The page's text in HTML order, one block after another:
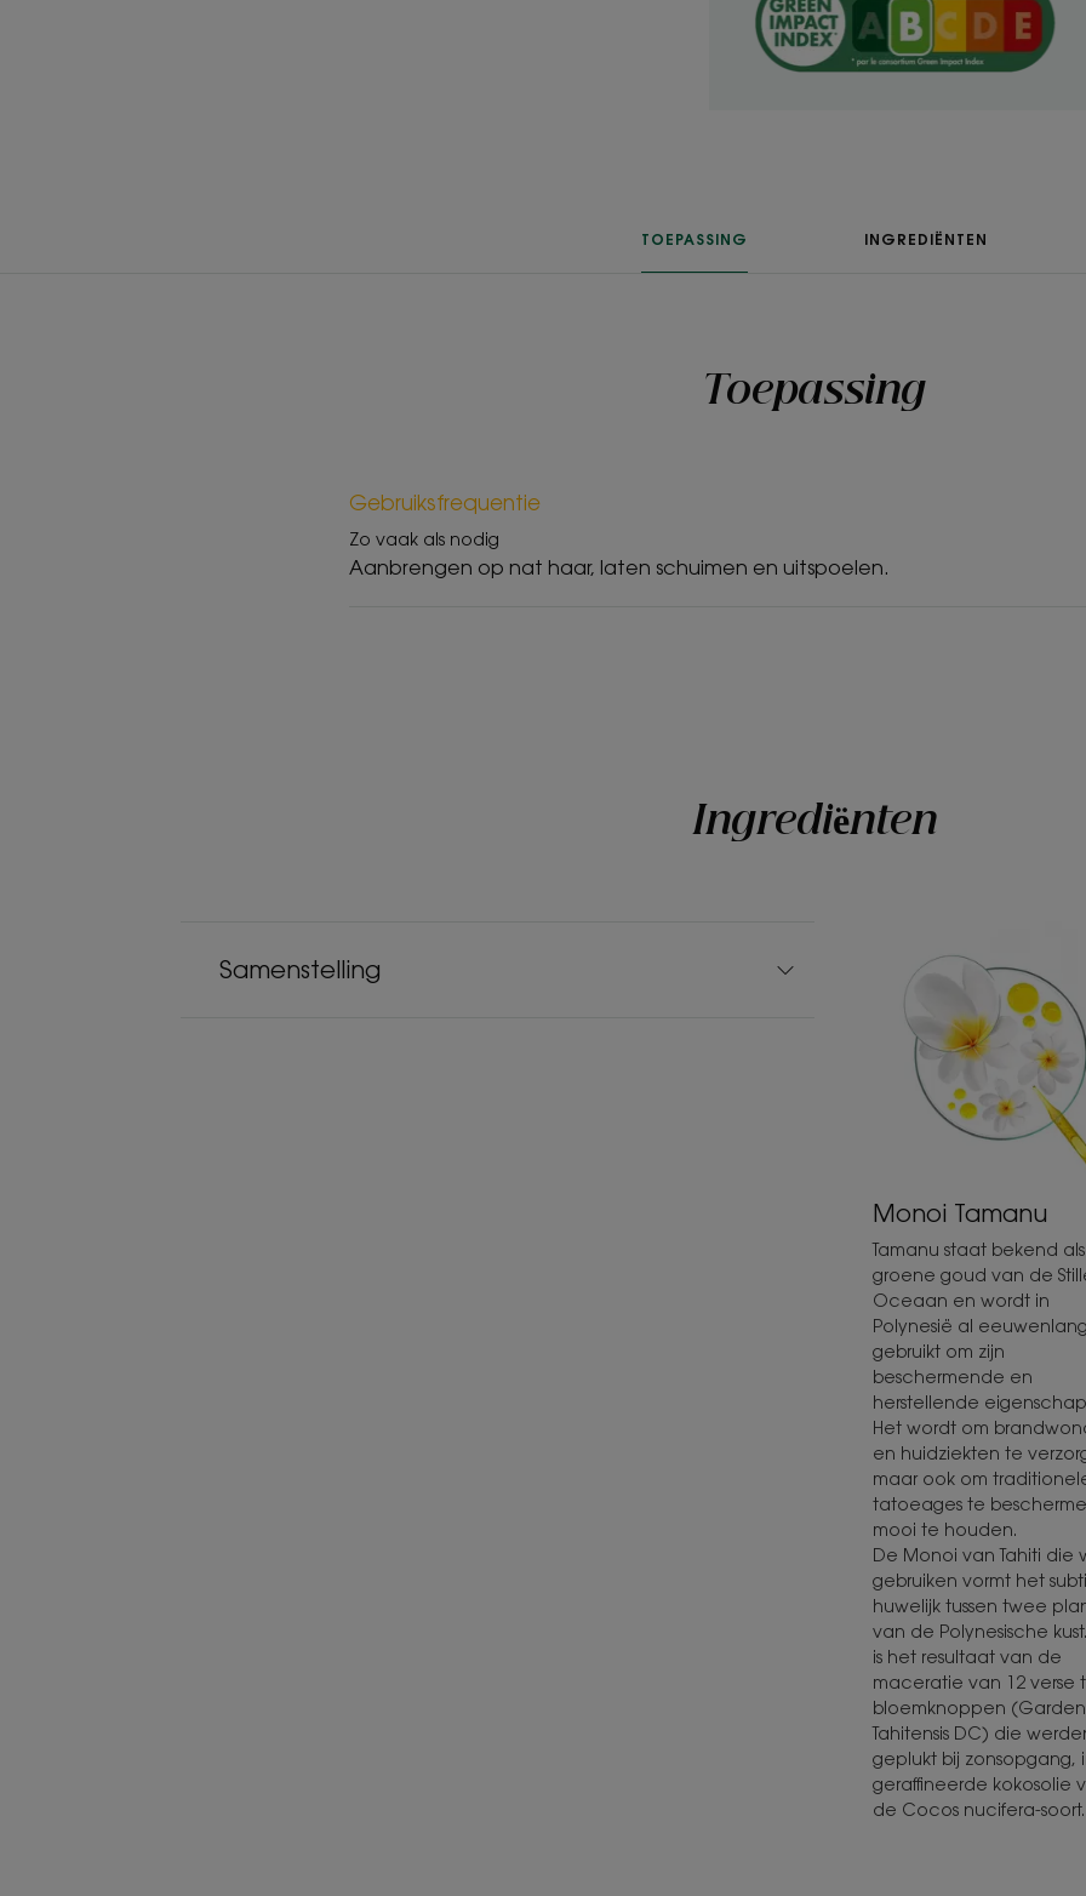
haar te voeden en te herstellen.
TOEPASSING INGREDIËNTEN
Toepassing
Gebruiksfrequentie
Zo vaak als nodig
Aanbrengen op nat haar, laten schuimen en uitspoelen.
Ingrediënten
Samenstelling
Monoi Tamanu
Tamanu staat bekend
groene goud van de
Oceaan en wordt in
Polynesië al eeuwenlang
gebruikt om zijn
beschermende en
herstellende
Het wordt om
en huidziekten te
maar ook om
tatoeages te
mooi te houden.
De Monoi van Tahiti die
gebruiken vormt het
huwelijk tussen twee
van de Polynesische
is het resultaat van de
maceratie van 12 verse
bloemknoppen
Tahitensis DC) die
geplukt bij zonsopgang,
geraffineerde kokosolie
de Cocos nucifera-soort.